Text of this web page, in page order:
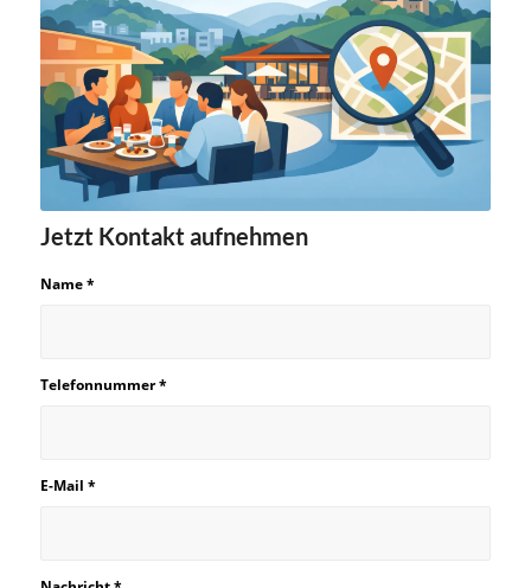
Jetzt Kontakt aufnehmen
Name*
Telefonnummer*
E-Mail *